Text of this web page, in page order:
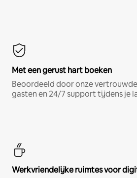
Met een gerust hart boeken
Beoordeeld door onze
gasten en 24/7 support tijdens je
Werkvriendelijke ruimtes voor